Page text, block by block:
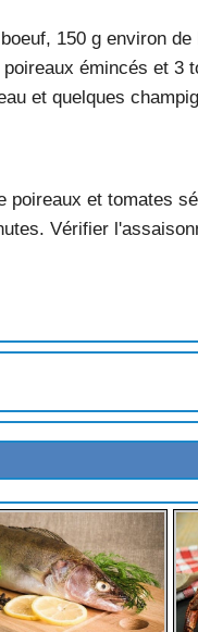
150 g environ
émincés et 3
et quelques
poireaux et tomates
Vérifier